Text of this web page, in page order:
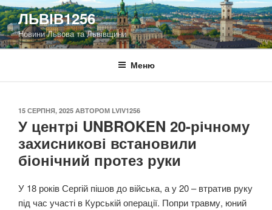
Перейти
до
вмісту
ЛЬВІВ1256
Новини Львова та Львівщини
Меню
ОПУБЛІКОВАНО
15 СЕРПНЯ, 2025 АВТОРОМ LVIV1256
У центрі UNBROKEN 20-річному
захисникові встановили
біонічний протез руки
У 18 років Сергій пішов до війська, а у 20 – втратив руку
під час участі в Курській операції. Попри травму, юний